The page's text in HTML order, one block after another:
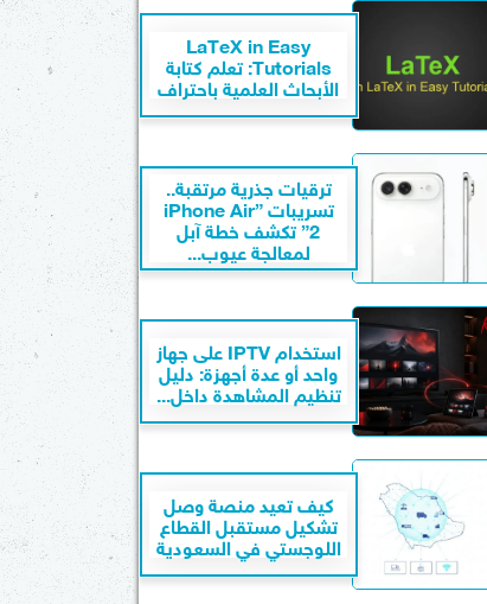
LaTeX in Easy
Tutorials: تعلم كتابة
الأبحاث العلمية باحتراف
ترقيات جذرية مرتقبة..
تسريبات ”iPhone Air
2” تكشف خطة آبل
لمعالجة عيوب...
استخدام IPTV على جهاز
واحد أو عدة أجهزة: دليل
تنظيم المشاهدة داخل...
كيف تعيد منصة وصل
تشكيل مستقبل القطاع
اللوجستي في السعودية